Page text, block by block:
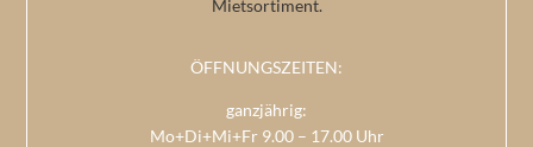
Mietsortiment.
ÖFFNUNGSZEITEN:
ganzjährig:
Mo+Di+Mi+Fr 9.00 – 17.00 Uhr